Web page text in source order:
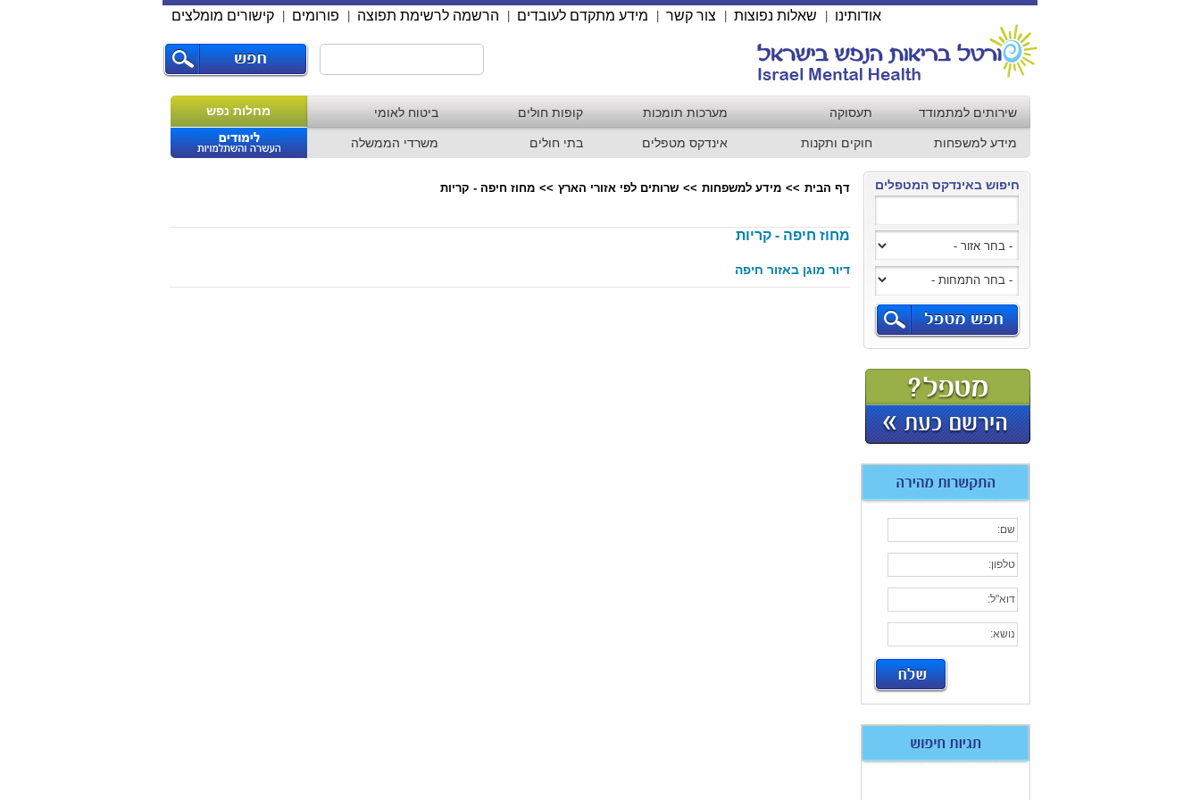
אודותינו שאלות נפוצות צור קשר מידע מתקדם לעובדים הרשמה לרשימת תפוצה פורומים קישורים מומלצים
מחלות נפש שירותים למתמודד תעסוקה מערכות תומכות קופות חולים ביטוח לאומי
מידע למשפחות חוקים ותקנות אינדקס מטפלים בתי חולים משרדי הממשלה
חיפוש באינדקס המטפלים דף הבית >> מידע למשפחות >> שרותים לפי אזורי הארץ >> מחוז חיפה - קריות
מחוז חיפה - קריות
דיור מוגן באזור חיפה